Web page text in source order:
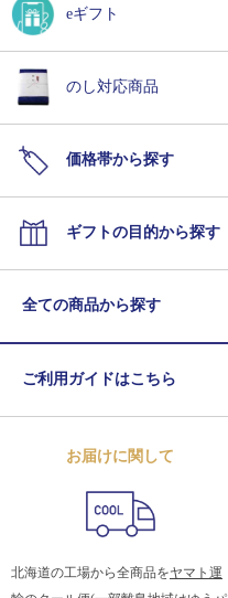
eギフト
のし対応商品
価格帯から探す
ギフトの目的から探す
全ての商品から探す
ご利用ガイドはこちら
お届けに関して
北海道の工場から全商品をヤマト運